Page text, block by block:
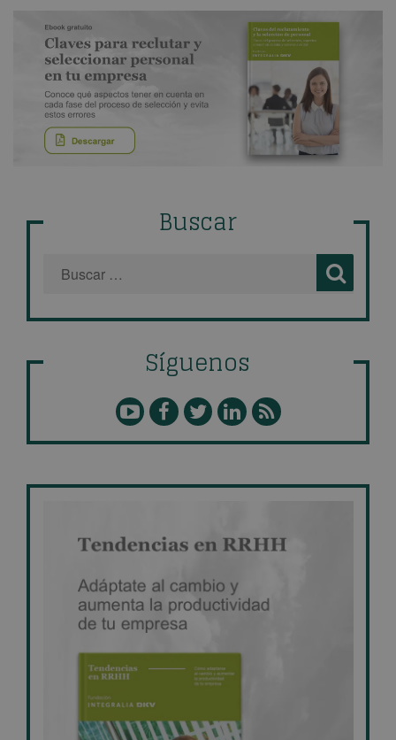
Buscar
Síguenos